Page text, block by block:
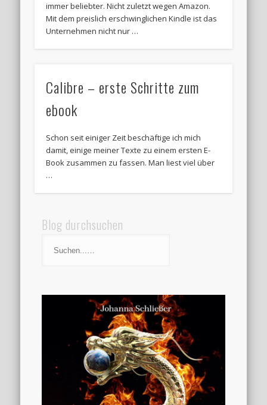
immer beliebter. Nicht zuletzt wegen Amazon.
Mit dem preislich erschwinglichen Kindle ist das
Unternehmen nicht nur …
Calibre – erste Schritte zum
ebook
Schon seit einiger Zeit beschäftige ich mich
damit, einige meiner Texte zu einem ersten E-
Book zusammen zu fassen. Man liest viel über
…
Blog durchsuchen